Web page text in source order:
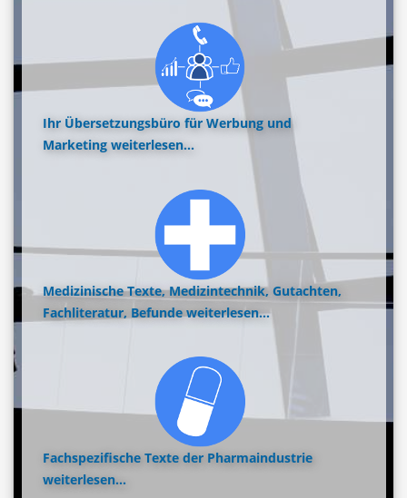
Ihr Übersetzungsbüro für Werbung und
Marketing weiterlesen...
Medizinische Texte, Medizintechnik, Gutachten,
Fachliteratur, Befunde weiterlesen...
Fachspezifische Texte der Pharmaindustrie
weiterlesen...